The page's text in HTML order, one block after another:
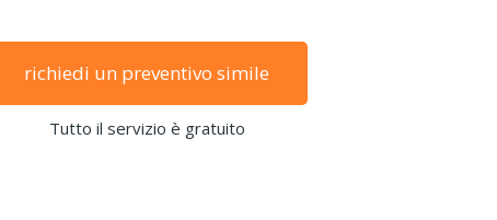
richiedi un preventivo simile
Tutto il servizio è gratuito